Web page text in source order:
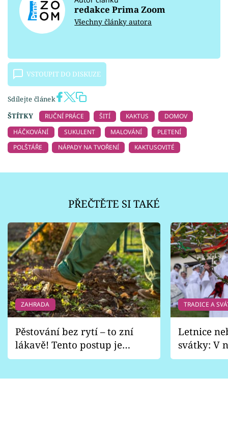
redakce Prima Zoom
Všechny články autora
VSTOUPIT DO DISKUZE
Sdílejte článek
ŠTÍTKY
RUČNÍ PRÁCE ŠITÍ KAKTUS
DOMOV
HÁČKOVÁNÍ
SUKULENT MALOVÁNÍ
PLETENÍ
POLŠTÁŘE
NÁPADY NA TVOŘENÍ KAKTUSOVITÉ
PŘEČTĚTE SI TAKÉ
ZAHRADA
Pěstování bez rytí – to zní
lákavě! Tento postup je
vhodný jen pro některé
TRADICE A
Letnice
svátky: V
pondělí